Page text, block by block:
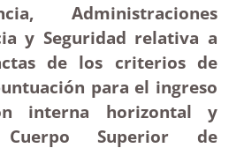
Administraciones
y Seguridad relativa a
de los criterios de
para el ingreso
interna horizontal y
Superior de